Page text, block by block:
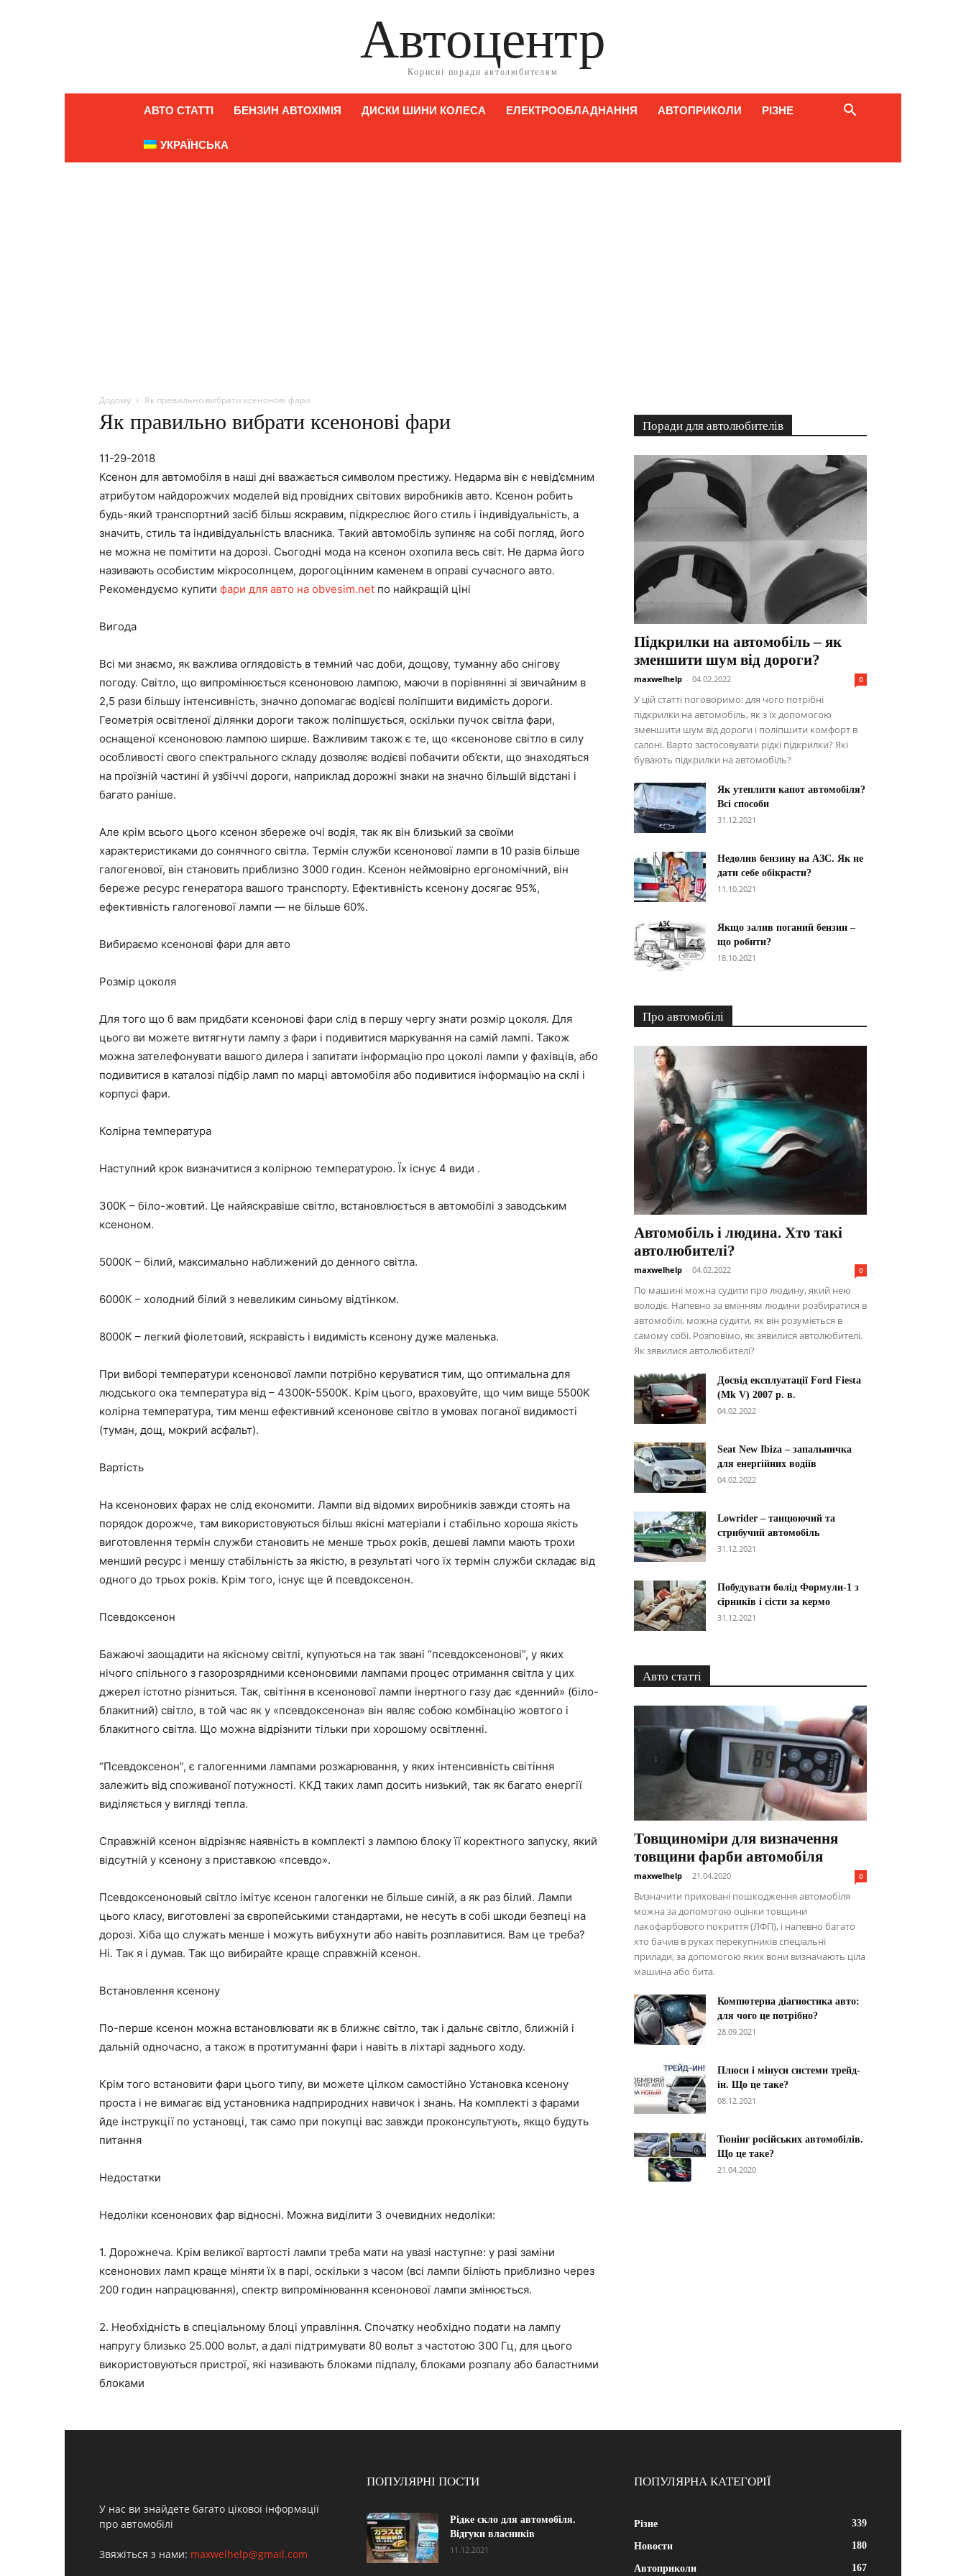
Автоцентр
Корисні поради автолюбителям
АВТО СТАТТІ БЕНЗИН АВТОХІМІЯ ДИСКИ ШИНИ КОЛЕСА ЕЛЕКТРООБЛАДНАННЯ АВТОПРИКОЛИ РІЗНЕ
УКРАЇНСЬКА
Додому Як правильно вибрати ксенонові фари
Як правильно вибрати ксенонові фари
11-29-2018
Ксенон для автомобіля в наші дні вважається символом престижу. Недарма він є невід’ємним
атрибутом найдорожчих моделей від провідних світових виробників авто. Ксенон робить
будь-який транспортний засіб більш яскравим, підкреслює його стиль і індивідуальність, а
значить, стиль та індивідуальність власника. Такий автомобіль зупиняє на собі погляд, його
не можна не помітити на дорозі. Сьогодні мода на ксенон охопила весь світ. Не дарма його
називають особистим мікросолнцем, дорогоцінним каменем в оправі сучасного авто.
Рекомендуємо купити фари для авто на obvesim.net по найкращій ціні
Вигода
Всі ми знаємо, як важлива оглядовість в темний час доби, дощову, туманну або снігову
погоду. Світло, що випромінюється ксеноновою лампою, маючи в порівнянні зі звичайним в
2,5 рази більшу інтенсивність, значно допомагає водієві поліпшити видимість дороги.
Геометрія освітленої ділянки дороги також поліпшується, оскільки пучок світла фари,
оснащеної ксеноновою лампою ширше. Важливим також є те, що «ксенонове світло в силу
особливості свого спектрального складу дозволяє водієві побачити об’єкти, що знаходяться
на проїзній частині й узбіччі дороги, наприклад дорожні знаки на значно більшій відстані і
багато раніше.
Але крім всього цього ксенон збереже очі водія, так як він близький за своїми
характеристиками до сонячного світла. Термін служби ксенонової лампи в 10 разів більше
галогенової, він становить приблизно 3000 годин. Ксенон неймовірно ергономічний, він
береже ресурс генератора вашого транспорту. Ефективність ксенону досягає 95%,
ефективність галогенової лампи — не більше 60%.
Вибираємо ксенонові фари для авто
Розмір цоколя
Для того що б вам придбати ксенонові фари слід в першу чергу знати розмір цоколя. Для
цього ви можете витягнути лампу з фари і подивитися маркування на самій лампі. Також
можна зателефонувати вашого дилера і запитати інформацію про цоколі лампи у фахівців, або
подивитися в каталозі підбір ламп по марці автомобіля або подивитися інформацію на склі і
корпусі фари.
Колірна температура
Наступний крок визначитися з колірною температурою. Їх існує 4 види .
300К – біло-жовтий. Це найяскравіше світло, встановлюється в автомобілі з заводським
ксеноном.
5000К – білий, максимально наближений до денного світла.
6000К – холодний білий з невеликим синьому відтінком.
8000К – легкий фіолетовий, яскравість і видимість ксенону дуже маленька.
При виборі температури ксенонової лампи потрібно керуватися тим, що оптимальна для
людського ока температура від – 4300К-5500К. Крім цього, враховуйте, що чим вище 5500K
колірна температура, тим менш ефективний ксенонове світло в умовах поганої видимості
(туман, дощ, мокрий асфальт).
Вартість
На ксенонових фарах не слід економити. Лампи від відомих виробників завжди стоять на
порядок дорожче, там використовуються більш якісні матеріали і стабільно хороша якість
виготовлення термін служби становить не менше трьох років, дешеві лампи мають трохи
менший ресурс і меншу стабільність за якістю, в результаті чого їх термін служби складає від
одного до трьох років. Крім того, існує ще й псевдоксенон.
Псевдоксенон
Бажаючі заощадити на якісному світлі, купуються на так звані “псевдоксенонові”, у яких
нічого спільного з газорозрядними ксеноновими лампами процес отримання світла у цих
джерел істотно різниться. Так, світіння в ксенонової лампи інертного газу дає «денний» (біло-
блакитний) світло, в той час як у «псевдоксенона» він являє собою комбінацію жовтого і
блакитного світла. Що можна відрізнити тільки при хорошому освітленні.
“Псевдоксенон”, є галогенними лампами розжарювання, у яких інтенсивність світіння
залежить від споживаної потужності. ККД таких ламп досить низький, так як багато енергії
виділяється у вигляді тепла.
Справжній ксенон відрізняє наявність в комплекті з лампою блоку її коректного запуску, який
відсутній у ксенону з приставкою «псевдо».
Псевдоксеноновый світло імітує ксенон галогенки не більше синій, а як раз білий. Лампи
цього класу, виготовлені за європейськими стандартами, не несуть в собі шкоди безпеці на
дорозі. Хіба що служать менше і можуть вибухнути або навіть розплавитися. Вам це треба?
Ні. Так я і думав. Так що вибирайте краще справжній ксенон.
Встановлення ксенону
По-перше ксенон можна встановлювати як в ближнє світло, так і дальнє світло, ближній і
дальній одночасно, а також в протитуманні фари і навіть в ліхтарі заднього ходу.
Крім того встановити фари цього типу, ви можете цілком самостійно Установка ксенону
проста і не вимагає від установника надприродних навичок і знань. На комплекті з фарами
йде інструкції по установці, так само при покупці вас завжди проконсультують, якщо будуть
питання
Недостатки
Недоліки ксенонових фар відносні. Можна виділити 3 очевидних недоліки:
1. Дорожнеча. Крім великої вартості лампи треба мати на увазі наступне: у разі заміни
ксенонових ламп краще міняти їх в парі, оскільки з часом (всі лампи біліють приблизно через
200 годин напрацювання), спектр випромінювання ксенонової лампи змінюється.
2. Необхідність в спеціальному блоці управління. Спочатку необхідно подати на лампу
напругу близько 25.000 вольт, а далі підтримувати 80 вольт з частотою 300 Гц, для цього
використовуються пристрої, які називають блоками підпалу, блоками розпалу або баластними
блоками
Поради для автолюбителів
Підкрилки на автомобіль – як
зменшити шум від дороги?
maxwelhelp - 04.02.2022 0
У цій статті поговоримо: для чого потрібні
підкрилки на автомобіль, як з їх допомогою
зменшити шум від дороги і поліпшити комфорт в
салоні. Варто застосовувати рідкі підкрилки? Які
бувають підкрилки на автомобіль?
Як утеплити капот автомобіля?
Всі способи
31.12.2021
Недолив бензину на АЗС. Як не
дати себе обікрасти?
11.10.2021
Якщо залив поганий бензин –
що робити?
18.10.2021
Про автомобілі
Автомобіль і людина. Хто такі
автолюбителі?
maxwelhelp - 04.02.2022 0
По машині можна судити про людину, який нею
володіє. Напевно за вмінням людини розбиратися в
автомобілі, можна судити, як він розуміється в
самому собі. Розповімо, як зявилися автолюбителі.
Як зявилися автолюбителі?
Досвід експлуатації Ford Fiesta
(Mk V) 2007 р. в.
04.02.2022
Seat New Ibiza – запальничка
для енергійних водіїв
04.02.2022
Lowrider – танцюючий та
стрибучий автомобіль
31.12.2021
Побудувати болід Формули-1 з
сірників і сісти за кермо
31.12.2021
Авто статті
Товщиноміри для визначення
товщини фарби автомобіля
maxwelhelp - 21.04.2020 0
Визначити приховані пошкодження автомобіля
можна за допомогою оцінки товщини
лакофарбового покриття (ЛФП), і напевно багато
хто бачив в руках перекупників спеціальні
прилади, за допомогою яких вони визначають ціла
машина або бита.
Компютерна діагностика авто:
для чого це потрібно?
28.09.2021
Плюси і мінуси системи трейд-
ін. Що це таке?
08.12.2021
Тюнінг російських автомобілів.
Що це таке?
21.04.2020
У нас ви знайдете багато цікової інформації
про автомобілі
Звяжіться з нами: maxwelhelp@gmail.com
ПОПУЛЯРНІ ПОСТИ
Рідке скло для автомобіля.
Відгуки власників
11.12.2021
ПОПУЛЯРНА КАТЕГОРІЇ
Різне 339
Новости 180
Автоприколи 167